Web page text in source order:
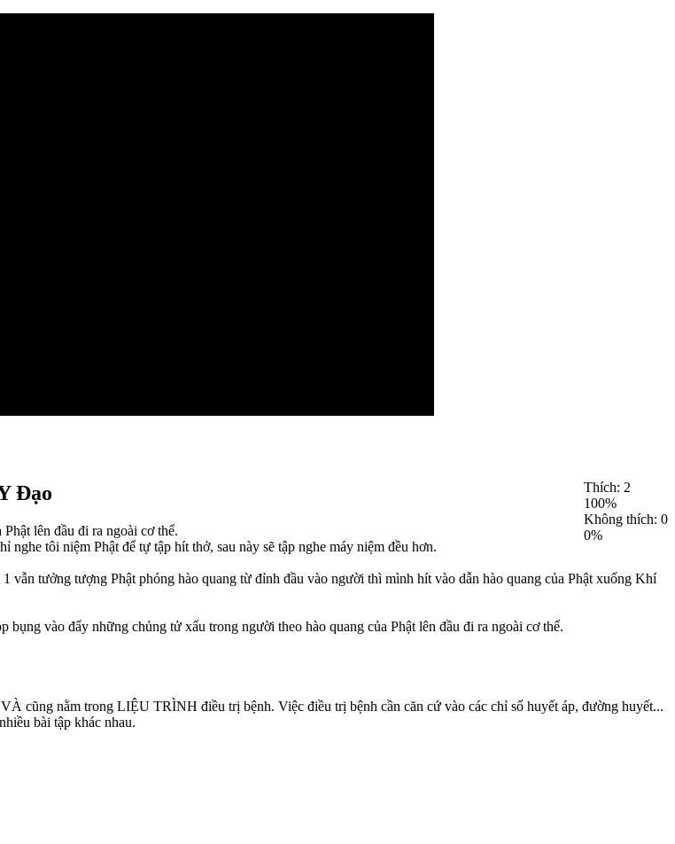
Thích: 2
100%
Không thích: 0
0%
Đạo
lên đầu đi ra ngoài cơ thể.
tôi niệm Phật để tự tập hít thở, sau này sẽ tập nghe máy niệm đều hơn.
tưởng tượng Phật phóng hào quang từ đỉnh đầu vào người thì mình hít vào dẫn hào quang của Phật xuống Khí
vào đẩy những chủng tử xấu trong người theo hào quang của Phật lên đầu đi ra ngoài cơ thể.
nằm trong LIỆU TRÌNH điều trị bệnh. Việc điều trị bệnh cần căn cứ vào các chỉ số huyết áp, đường huyết...
bài tập khác nhau.